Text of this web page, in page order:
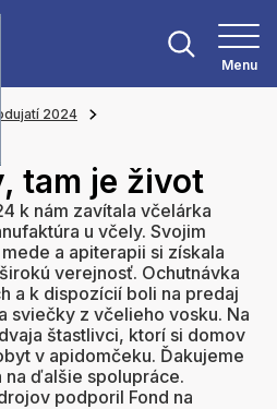
Menu
2024
tam je život
k nám zavítala včelárka
u včely. Svojim
a apiterapii si získala
verejnosť. Ochutnávka
a k dispozícií boli na predaj
sviečky z včelieho vosku. Na
štastlivci, ktorí si domov
v apidomčeku. Ďakujeme
na ďalšie spolupráce.
podporil Fond na